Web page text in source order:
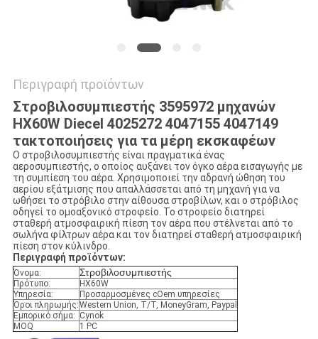
Περιγραφή προϊόντων
Στροβιλοσυμπιεστής 3595972 μηχανών
HX60W Diecel 4025272 4047155 4047149
τακτοποιήσεις για τα μέρη εκσκαφέων
Ο στροβιλοσυμπιεστής είναι πραγματικά ένας
αεροσυμπιεστής, ο οποίος αυξάνει τον όγκο αέρα εισαγωγής με
τη συμπίεση του αέρα. Χρησιμοποιεί την αδρανή ώθηση του
αερίου εξάτμισης που απαλλάσσεται από τη μηχανή για να
ωθήσει το στρόβιλο στην αίθουσα στροβίλων, και ο στρόβιλος
οδηγεί το ομοαξονικό στροφείο. Το στροφείο διατηρεί
σταθερή ατμοσφαιρική πίεση τον αέρα που στέλνεται από το
σωλήνα φίλτρων αέρα και τον διατηρεί σταθερή ατμοσφαιρική
πίεση στον κύλινδρο.
Περιγραφή προϊόντων:
Όνομα: Στροβιλοσυμπιεστής
Πρότυπο:
HX60W
Υπηρεσία:
Προσαρμοσμένες cOem υπηρεσίες
Όροι πληρωμής:Western Union, T/T, MoneyGram, Paypal
Εμπορικό σήμα: Cynok
MOQ
1 PC